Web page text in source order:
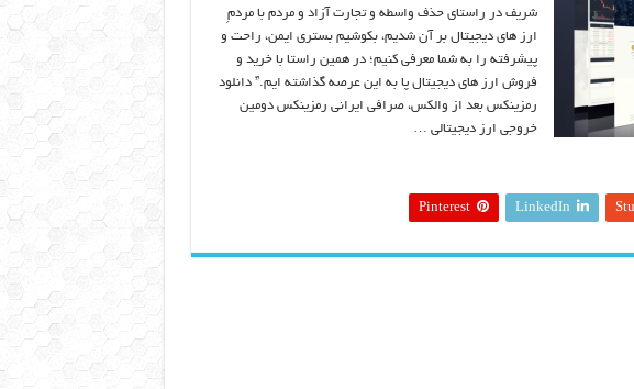
شریف در راستای حذف واسطه و تجارت آزاد و مردم با مردمِ
ارز های دیجیتال بر آن شدیم، بکوشیم بستری ایمن، راحت و
پیشرفته را به شما معرفی کنیم؛ در همین راستا با خرید و
فروش ارز های دیجیتال پا به این عرصه گذاشته ایم.” دانلود
رمزینکس بعد از والکس، صرافی ایرانی رمزینکس دومین
خروجی ارز دیجیتالی …
LinkedIn
Pinterest